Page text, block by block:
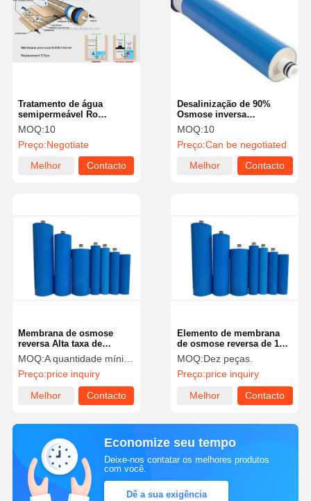
Tratamento de água
semipermeável Ro
Membrana RO Membrana
de osmose reversa
MOQ:10
Preço:Negotiate
Melhor
Contacto
Desalinização de 90%
Osmose inversa
Membrana Eliminação de
odores Eliminação de
metais pesados
MOQ:10
Preço:Can be negotiated
Melhor
Contacto
Membrana de osmose
reversa Alta taxa de
dessalinização
MOQ:A quantidade mínima de pedido é de 25 peças.
Preço:price inquiry
Melhor
Contacto
Elemento de membrana
de osmose reversa de 10
um para várias qualidades
de água
MOQ:Dez peças.
Preço:price inquiry
Melhor
Contacto
Economize seu tempo
Deixe-nos contatar os melhores produtos
com você.
Dê a sua exigência